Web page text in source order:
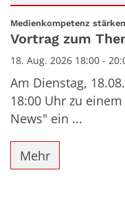
Datum: 18. August
Medienkompetenz
Vortrag zum
18. Aug. 2026 18:00 -
Am Dienstag,
18:00 Uhr zu
News" ein ...
Mehr